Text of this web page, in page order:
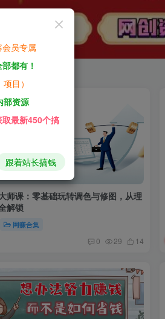
师课：零基础玩转调色与修图，从理
解锁
网赚合集
0 29 14
员专属
都有！
目）
部资源
取最新450个搞
跟着站长搞钱